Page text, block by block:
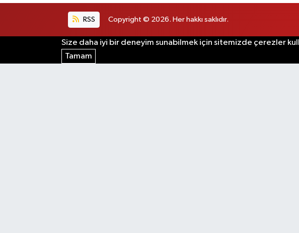
RSS Copyright © 2026. Her hakkı saklıdır.
Size daha iyi bir deneyim sunabilmek için sitemizde çerezler
Tamam